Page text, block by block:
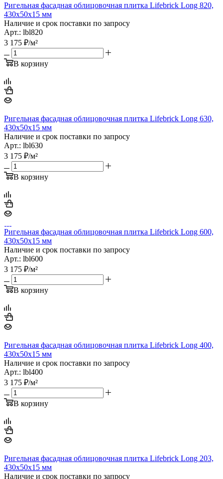
Ригельная фасадная облицовочная плитка Lifebrick Long 820,
430х50х15 мм
Наличие и срок поставки по запросу
Арт.: lbl820
3 175 ₽/м²
В корзину
Ригельная фасадная облицовочная плитка Lifebrick Long 630,
430х50х15 мм
Наличие и срок поставки по запросу
Арт.: lbl630
3 175 ₽/м²
В корзину
Ригельная фасадная облицовочная плитка Lifebrick Long 600,
430х50х15 мм
Наличие и срок поставки по запросу
Арт.: lbl600
3 175 ₽/м²
В корзину
Ригельная фасадная облицовочная плитка Lifebrick Long 400,
430х50х15 мм
Наличие и срок поставки по запросу
Арт.: lbl400
3 175 ₽/м²
В корзину
Ригельная фасадная облицовочная плитка Lifebrick Long 203,
430х50х15 мм
Наличие и срок поставки по запросу